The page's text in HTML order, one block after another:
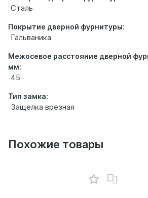
Сталь
Покрытие дверной фурнитуры:
Гальваника
Межосевое расстояние дверной
мм:
45
Тип замка:
Защелка врезная
Похожие товары